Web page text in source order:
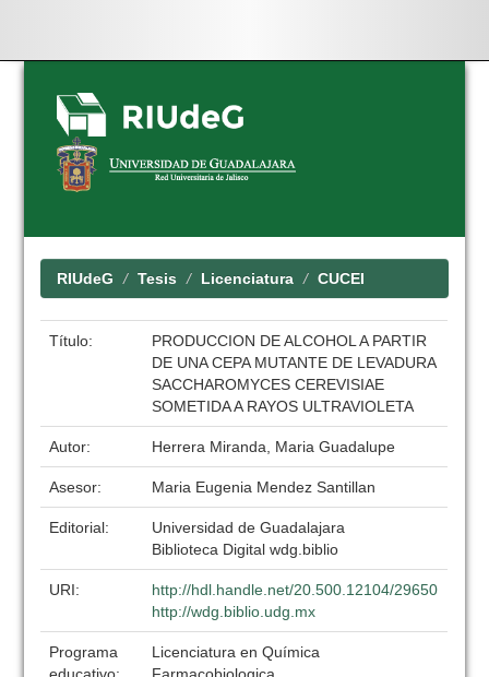
Skip
navigation
RIUdeG Tesis Licenciatura CUCEI
Título:
PRODUCCION DE ALCOHOL A PARTIR
DE UNA CEPA MUTANTE DE LEVADURA
SACCHAROMYCES CEREVISIAE
SOMETIDA A RAYOS ULTRAVIOLETA
Autor: Herrera Miranda, Maria Guadalupe
Asesor: Maria Eugenia Mendez Santillan
Editorial:
Universidad de Guadalajara
Biblioteca Digital wdg.biblio
URI:
http://hdl.handle.net/20.500.12104/29650
http://wdg.biblio.udg.mx
Programa
Licenciatura en Química